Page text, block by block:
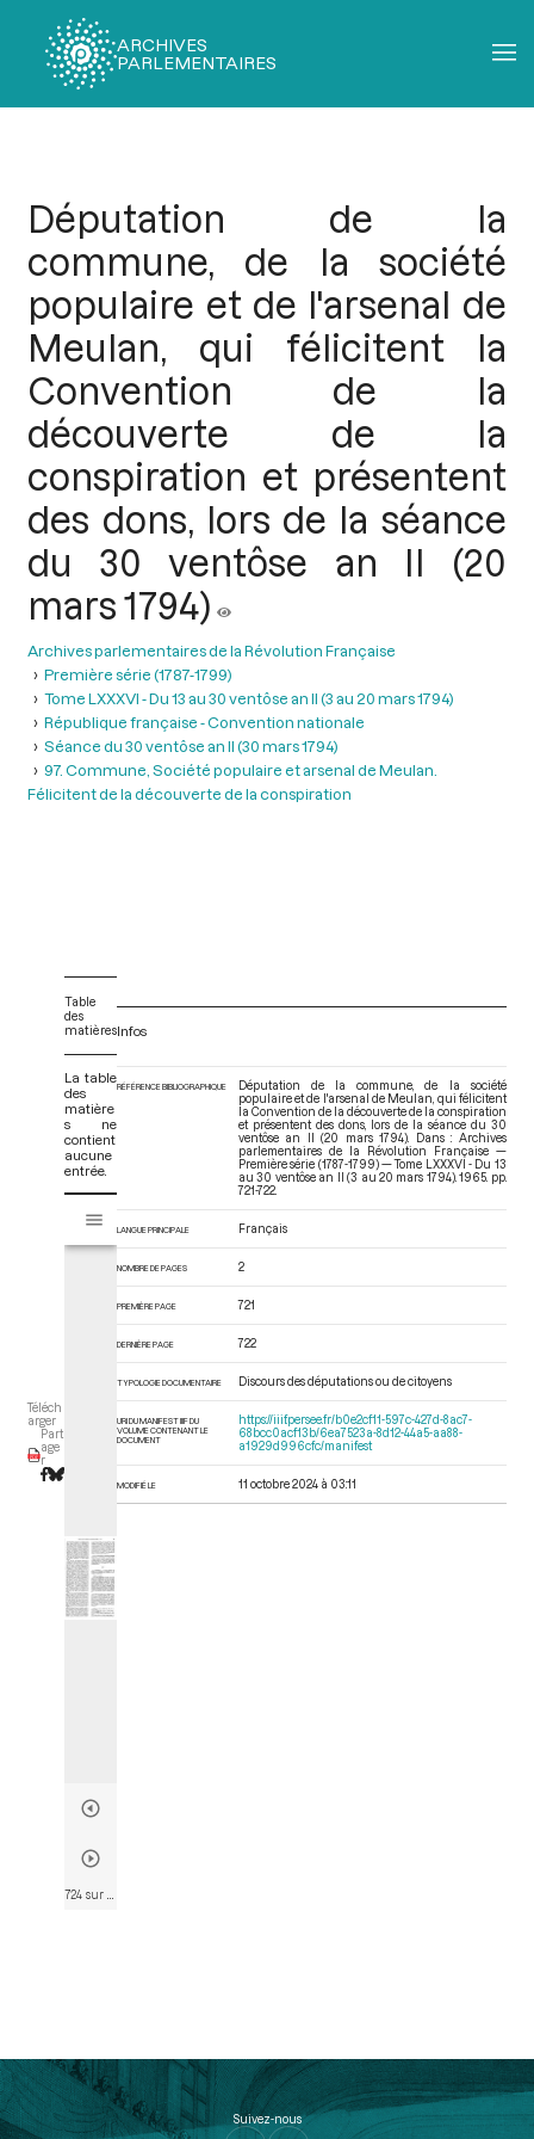
ARCHIVES
PARLEMENTAIRES
Députation de la
commune, de la société
populaire et de l'arsenal de
Meulan, qui félicitent la
Convention de la
découverte de la
conspiration et présentent
des dons, lors de la séance
du 30 ventôse an II (20
mars 1794)
Archives parlementaires de la Révolution Française
Première série (1787-1799)
Tome LXXXVI - Du 13 au 30 ventôse an II (3 au 20 mars 1794)
République française - Convention nationale
Séance du 30 ventôse an II (30 mars 1794)
97. Commune, Société populaire et arsenal de Meulan.
Félicitent de la découverte de la conspiration
Téléch
arger
Part
age
r
Table
des
matières
La table
des
matière
s ne
contient
aucune
entrée.
s
i
d
o
r
Infos
RÉFÉRENCE BIBLIOGRAPHIQUE
Députation de la commune, de la société
populaire et de l'arsenal de Meulan, qui félicitent
la Convention de la découverte de la conspiration
et présentent des dons, lors de la séance du 30
ventôse an II (20 mars 1794). Dans : Archives
parlementaires de la Révolution Française —
Première série (1787-1799) — Tome LXXXVI - Du 13
au 30 ventôse an II (3 au 20 mars 1794). 1965. pp.
721-722.
LANGUE PRINCIPALE Français
NOMBRE DE PAGES 2
PREMIÈRE PAGE 721
DERNIÈRE PAGE 722
TYPOLOGIE DOCUMENTAIRE Discours des députations ou de citoyens
URI DU MANIFEST IIIF DU
VOLUME CONTENANT LE
DOCUMENT
https://iiif.persee.fr/b0e2cf11-597c-427d-8ac7-
68bcc0acf13b/6ea7523a-8d12-44a5-aa88-
a1929d996cfc/manifest
MODIFIÉ LE 11 octobre 2024 à 03:11
Suivez-nous